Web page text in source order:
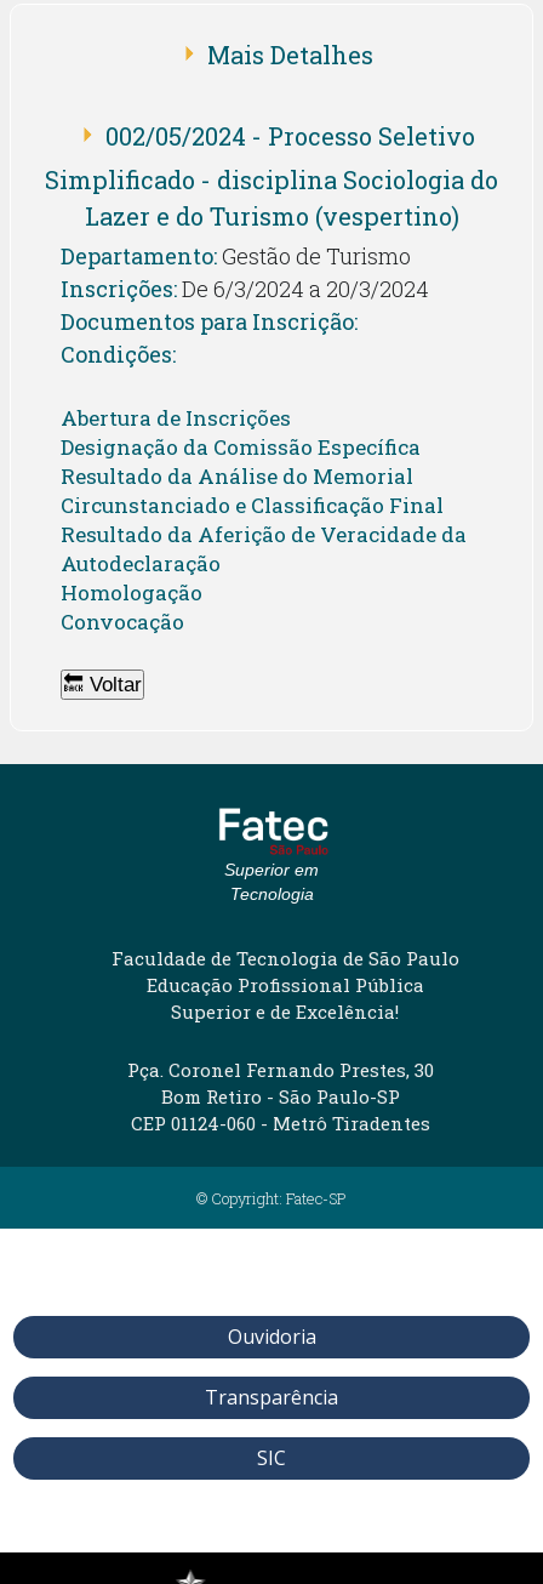
Mais Detalhes
002/05/2024 - Processo Seletivo
Simplificado - disciplina Sociologia do
Lazer e do Turismo (vespertino)
Departamento:Gestão de Turismo
Inscrições:De 6/3/2024 a 20/3/2024
Documentos para Inscrição:
Condições:
Abertura de Inscrições
Designação da Comissão Específica
Resultado da Análise do Memorial
Circunstanciado e Classificação Final
Resultado da Aferição de Veracidade da
Autodeclaração
Homologação
Convocação
🔙 Voltar
Superior em
Tecnologia
Faculdade de Tecnologia de São Paulo
Educação Profissional Pública
Superior e de Excelência!
Pça. Coronel Fernando Prestes, 30
Bom Retiro - São Paulo-SP
CEP 01124-060 - Metrô Tiradentes
© Copyright: Fatec-SP
Ouvidoria
Transparência
SIC